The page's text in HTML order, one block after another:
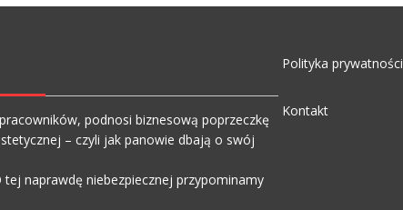
podnosi biznesową poprzeczkę
– czyli jak panowie dbają o swój
tej naprawdę niebezpiecznej przypominamy
Polityka prywatności
Kontakt